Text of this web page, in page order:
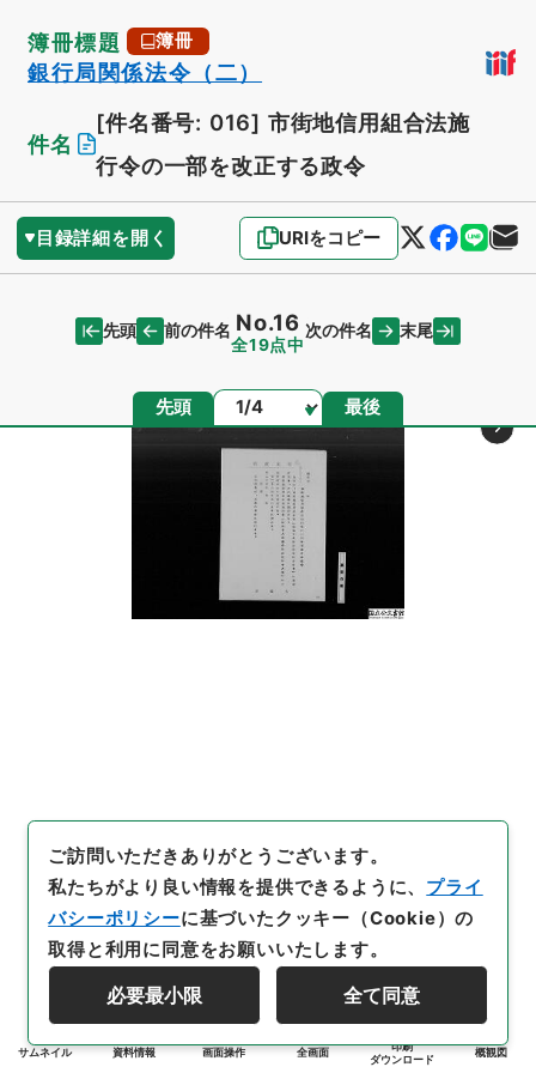
簿冊標題 簿冊
銀行局関係法令（二）
件名
[件名番号: 016] 市街地信用組合法施
行令の一部を改正する政令
目録詳細を開く URIをコピー
先頭 前の件名 No.16
全19点中
次の件名 末尾
先頭 ページ 最後
サムネイル 資料情報 画面操作 全画面
印刷
ダウンロード
概観図
ご訪問いただきありがとうございます。
私たちがより良い情報を提供できるように、 プライ
バシーポリシーに基づいたクッキー（Cookie）の
取得と利用に同意をお願いいたします。
必要最小限 全て同意